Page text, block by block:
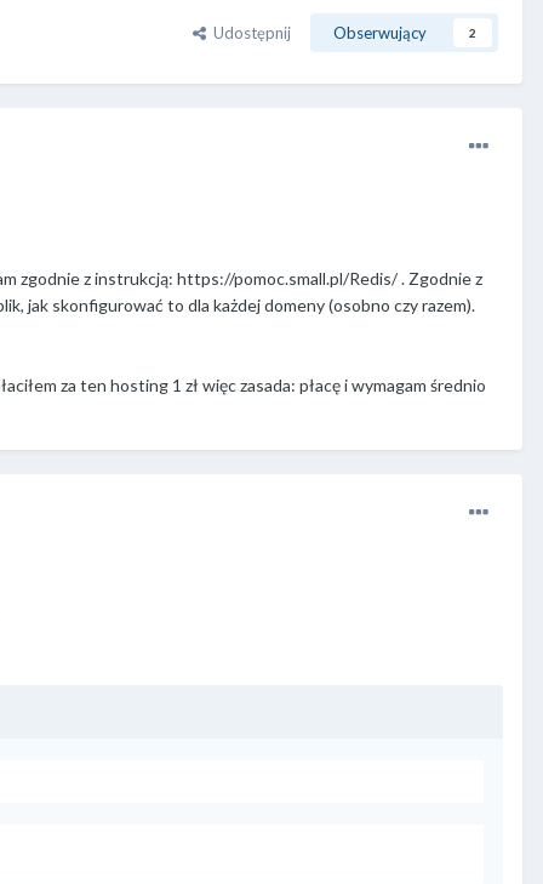
Udostępnij Obserwujący 2
zgodnie z instrukcją: https://pomoc.small.pl/Redis/ . Zgodnie z
jak skonfigurować to dla każdej domeny (osobno czy razem).
za ten hosting 1 zł więc zasada: płacę i wymagam średnio